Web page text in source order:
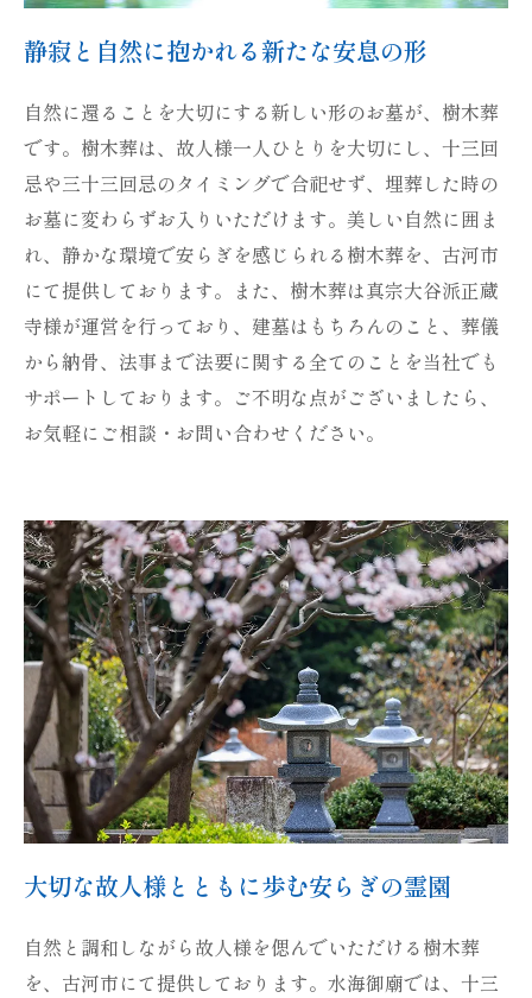
静寂と自然に抱かれる新たな安息の形
自然に還ることを大切にする新しい形のお墓が、樹木葬
です。樹木葬は、故人様一人ひとりを大切にし、十三回
忌や三十三回忌のタイミングで合祀せず、埋葬した時の
お墓に変わらずお入りいただけます。美しい自然に囲ま
れ、静かな環境で安らぎを感じられる樹木葬を、古河市
にて提供しております。また、樹木葬は真宗大谷派正蔵
寺様が運営を行っており、建墓はもちろんのこと、葬儀
から納骨、法事まで法要に関する全てのことを当社でも
サポートしております。ご不明な点がございましたら、
お気軽にご相談・お問い合わせください。
大切な故人様とともに歩む安らぎの霊園
自然と調和しながら故人様を偲んでいただける樹木葬
を、古河市にて提供しております。水海御廟では、十三